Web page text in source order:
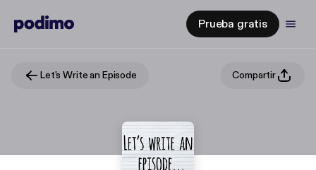
Prueba gratis
Let's Write an Episode Compartir